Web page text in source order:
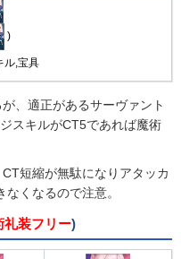
)
ル,宝具
、適正があるサーヴァント
スキルがCT5であれば魔術
短縮が無駄になりアタッカ
くなるので注意。
礼装フリー)